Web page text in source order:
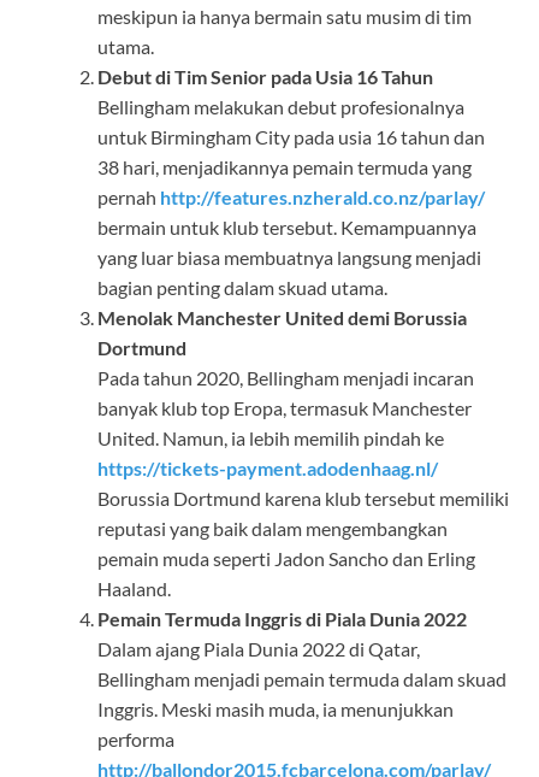
meskipun ia hanya bermain satu musim di tim
utama.
Debut di Tim Senior pada Usia 16 Tahun
Bellingham melakukan debut profesionalnya
untuk Birmingham City pada usia 16 tahun dan
38 hari, menjadikannya pemain termuda yang
pernah http://features.nzherald.co.nz/parlay/
bermain untuk klub tersebut. Kemampuannya
yang luar biasa membuatnya langsung menjadi
bagian penting dalam skuad utama.
Menolak Manchester United demi Borussia
Dortmund
Pada tahun 2020, Bellingham menjadi incaran
banyak klub top Eropa, termasuk Manchester
United. Namun, ia lebih memilih pindah ke
https://tickets-payment.adodenhaag.nl/
Borussia Dortmund karena klub tersebut memiliki
reputasi yang baik dalam mengembangkan
pemain muda seperti Jadon Sancho dan Erling
Haaland.
Pemain Termuda Inggris di Piala Dunia 2022
Dalam ajang Piala Dunia 2022 di Qatar,
Bellingham menjadi pemain termuda dalam skuad
Inggris. Meski masih muda, ia menunjukkan
performa
http://ballondor2015.fcbarcelona.com/parlay/